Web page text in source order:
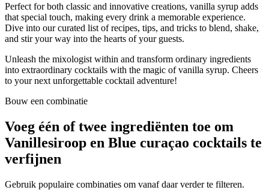
Perfect for both classic and innovative creations, vanilla syrup adds
that special touch, making every drink a memorable experience.
Dive into our curated list of recipes, tips, and tricks to blend, shake,
and stir your way into the hearts of your guests.
Unleash the mixologist within and transform ordinary ingredients
into extraordinary cocktails with the magic of vanilla syrup. Cheers
to your next unforgettable cocktail adventure!
Bouw een combinatie
Voeg één of twee ingrediënten toe om
Vanillesiroop en Blue curaçao cocktails te
verfijnen
Gebruik populaire combinaties om vanaf daar verder te filteren.